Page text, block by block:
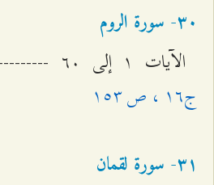
٣۰- سورة الروم
الآيات ۱ إلى ٦۰ --------------------------------
ج۱٦ ، ص ۱٥٣
٣۱- سورة لقمان